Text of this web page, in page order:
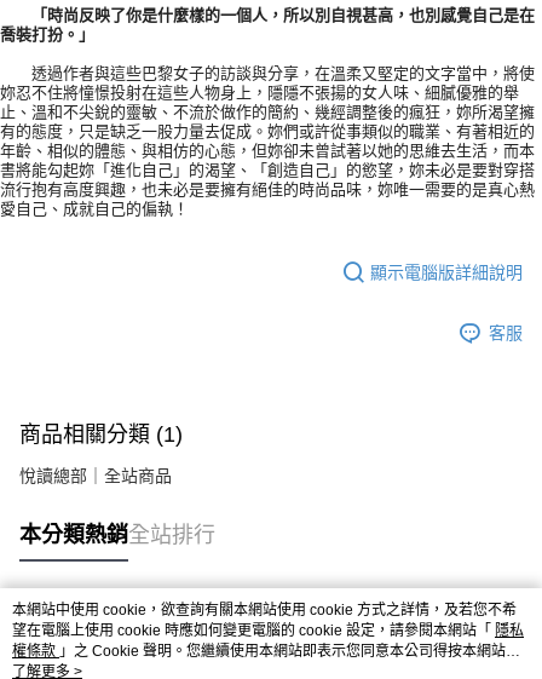
「時尚反映了你是什麼樣的一個人，所以別自視甚高，也別感覺自己是在
喬裝打扮。」
透過作者與這些巴黎女子的訪談與分享，在溫柔又堅定的文字當中，將使
妳忍不住將憧憬投射在這些人物身上，隱隱不張揚的女人味、細膩優雅的舉
止、溫和不尖銳的靈敏、不流於做作的簡約、幾經調整後的瘋狂，妳所渴望擁
有的態度，只是缺乏一股力量去促成。妳們或許從事類似的職業、有著相近的
年齡、相似的體態、與相仿的心態，但妳卻未曾試著以她的思維去生活，而本
書將能勾起妳「進化自己」的渴望、「創造自己」的慾望，妳未必是要對穿搭
流行抱有高度興趣，也未必是要擁有絕佳的時尚品味，妳唯一需要的是真心熱
愛自己、成就自己的偏執！
顯示電腦版詳細說明
客服
商品相關分類 (1)
悅讀總部｜全站商品
本分類熱銷全站排行
熱門標籤
本網站中使用 cookie，欲查詢有關本網站使用 cookie 方式之詳情，及若您不希
望在電腦上使用 cookie 時應如何變更電腦的 cookie 設定，請參閱本網站「 隱私
權條款 」之 Cookie 聲明。您繼續使用本網站即表示您同意本公司得按本網站使
用條款之 Cookie 聲明使用 cookie。
了解更多 >